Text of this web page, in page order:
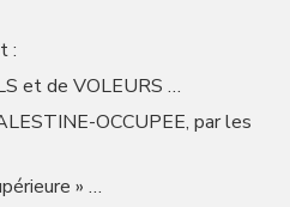
:
et de VOLEURS …
OCCUPEE, par les
» …